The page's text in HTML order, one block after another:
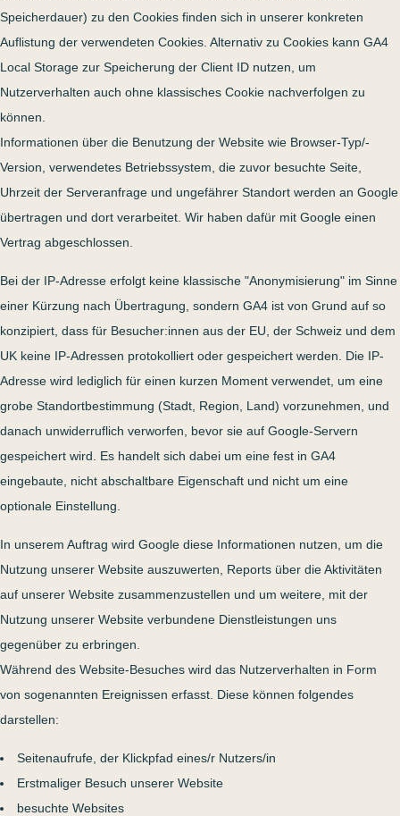
Speicherdauer) zu den Cookies finden sich in unserer konkreten
Auflistung der verwendeten Cookies. Alternativ zu Cookies kann GA4
Local Storage zur Speicherung der Client ID nutzen, um
Nutzerverhalten auch ohne klassisches Cookie nachverfolgen zu
können.
Informationen über die Benutzung der Website wie Browser-Typ/-
Version, verwendetes Betriebssystem, die zuvor besuchte Seite,
Uhrzeit der Serveranfrage und ungefährer Standort werden an Google
übertragen und dort verarbeitet. Wir haben dafür mit Google einen
Vertrag abgeschlossen.
Bei der IP-Adresse erfolgt keine klassische "Anonymisierung" im Sinne
einer Kürzung nach Übertragung, sondern GA4 ist von Grund auf so
konzipiert, dass für Besucher:innen aus der EU, der Schweiz und dem
UK keine IP-Adressen protokolliert oder gespeichert werden. Die IP-
Adresse wird lediglich für einen kurzen Moment verwendet, um eine
grobe Standortbestimmung (Stadt, Region, Land) vorzunehmen, und
danach unwiderruflich verworfen, bevor sie auf Google-Servern
gespeichert wird. Es handelt sich dabei um eine fest in GA4
eingebaute, nicht abschaltbare Eigenschaft und nicht um eine
optionale Einstellung.
In unserem Auftrag wird Google diese Informationen nutzen, um die
Nutzung unserer Website auszuwerten, Reports über die Aktivitäten
auf unserer Website zusammenzustellen und um weitere, mit der
Nutzung unserer Website verbundene Dienstleistungen uns
gegenüber zu erbringen.
Während des Website-Besuches wird das Nutzerverhalten in Form
von sogenannten Ereignissen erfasst. Diese können folgendes
darstellen:
Seitenaufrufe, der Klickpfad eines/r Nutzers/in
Erstmaliger Besuch unserer Website
besuchte Websites